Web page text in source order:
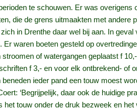
te schouwen. Er was overigens
die de grens uitmaakten met andere
in Drenthe daar wel bij aan. In geval
waren boeten gesteld op
of watergangen geplaatst f
f 3,- en voor elk ontbrekend- of
ieder pand een touw moest
‘Begrijpelijk, daar ook de huidige
het touw onder de druk bezweek en het